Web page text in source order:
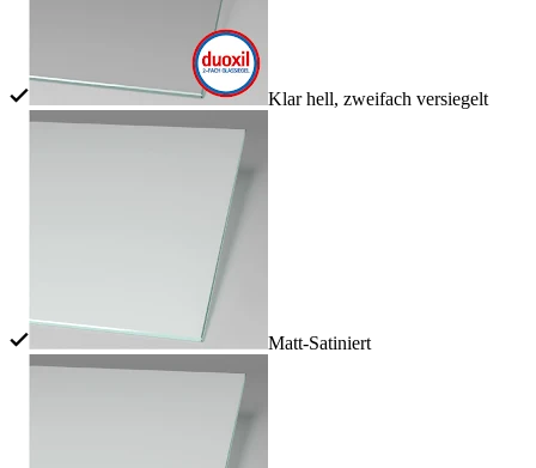
Klar hell, zweifach versiegelt
Matt-Satiniert